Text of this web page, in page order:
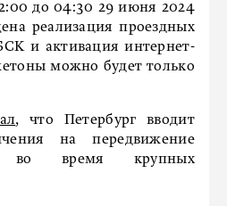
до 04:30 29 июня 2024
реализация проездных
и активация интернет-
можно будет только
, что Петербург вводит
на передвижение
во время крупных